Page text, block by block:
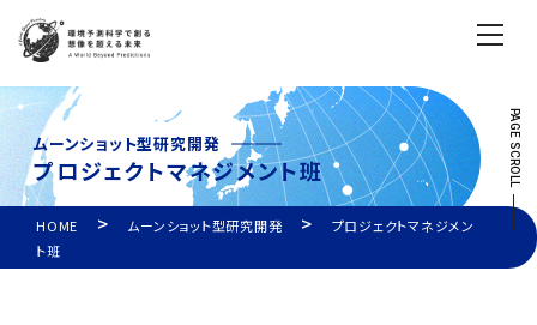
ムーンショット型研究開発
プロジェクトマネジメント班 PAGE SCROLL
HOME > ムーンショット型研究開発 >
プロジェクトマネジメン
ト班